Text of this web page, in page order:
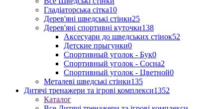
Гладіаторська сітка10
Дерев'яні шведські стінки25
Дерев'яні спортивні куточки138
Аксесуари до шведських стінок52
Детские прыгунки0
Спортивный уголок - Бук0
Спортивный уголок - Сосна2
Спортивный уголок - Цветной0
Металеві шведські стінки135
Дитячі тренажери та ігрові комплекси1352
Каталог